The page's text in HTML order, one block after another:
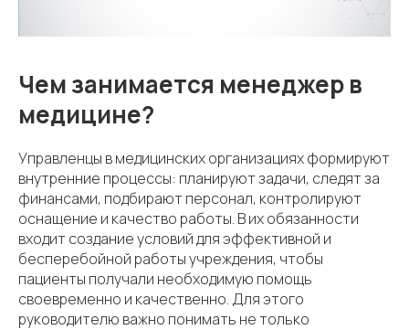
Чем занимается менеджер в
медицине?
Управленцы в медицинских организациях формируют
внутренние процессы: планируют задачи, следят за
финансами, подбирают персонал, контролируют
оснащение и качество работы. В их обязанности
входит создание условий для эффективной и
бесперебойной работы учреждения, чтобы
пациенты получали необходимую помощь
своевременно и качественно. Для этого
руководителю важно понимать не только